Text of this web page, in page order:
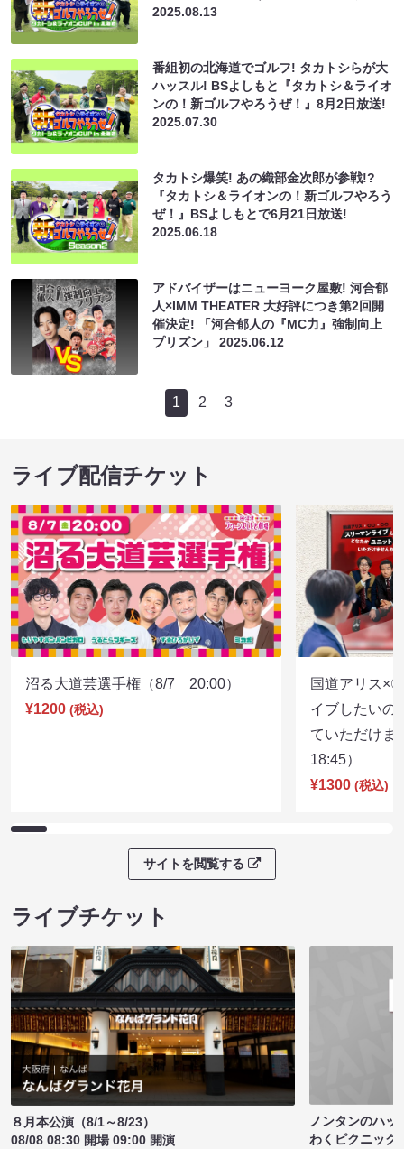
2025.08.13
番組初の北海道でゴルフ! タカトシらが大
ハッスル! BSよしもと『タカトシ＆ライオ
ンの！新ゴルフやろうぜ！』8月2日放送!
2025.07.30
タカトシ爆笑! あの織部金次郎が参戦!?
『タカトシ＆ライオンの！新ゴルフやろう
ぜ！』BSよしもとで6月21日放送!
2025.06.18
アドバイザーはニューヨーク屋敷! 河合郁
人×IMM THEATER 大好評につき第2回開
催決定! 「河合郁人の『MC力』強制向上
プリズン」2025.06.12
1 2 3
ライブ配信チケット
沼る大道芸選手権（8/7 20:00）
¥1200 (税込)
国道アリス×
イブしたいの
ていただけ
18:45）
¥1300 (税込)
サイトを閲覧する
ライブチケット
８月本公演（8/1～8/23）
08/08 08:30 開場 09:00 開演
ノンタンのハッ
わくピクニック